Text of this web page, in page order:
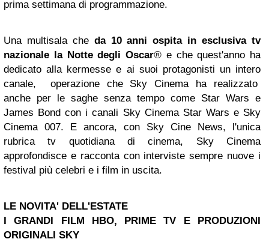
prima settimana di programmazione.
Una multisala che da 10 anni ospita in esclusiva tv
nazionale la Notte degli Oscar® e che quest'anno ha
dedicato alla kermesse e ai suoi protagonisti un intero
canale, operazione che Sky Cinema ha realizzato
anche per le saghe senza tempo come Star Wars e
James Bond con i canali Sky Cinema Star Wars e Sky
Cinema 007. E ancora, con Sky Cine News, l'unica
rubrica tv quotidiana di cinema, Sky Cinema
approfondisce e racconta con interviste sempre nuove i
festival più celebri e i film in uscita.
LE NOVITA' DELL'ESTATE
I GRANDI FILM HBO, PRIME TV E PRODUZIONI
ORIGINALI SKY